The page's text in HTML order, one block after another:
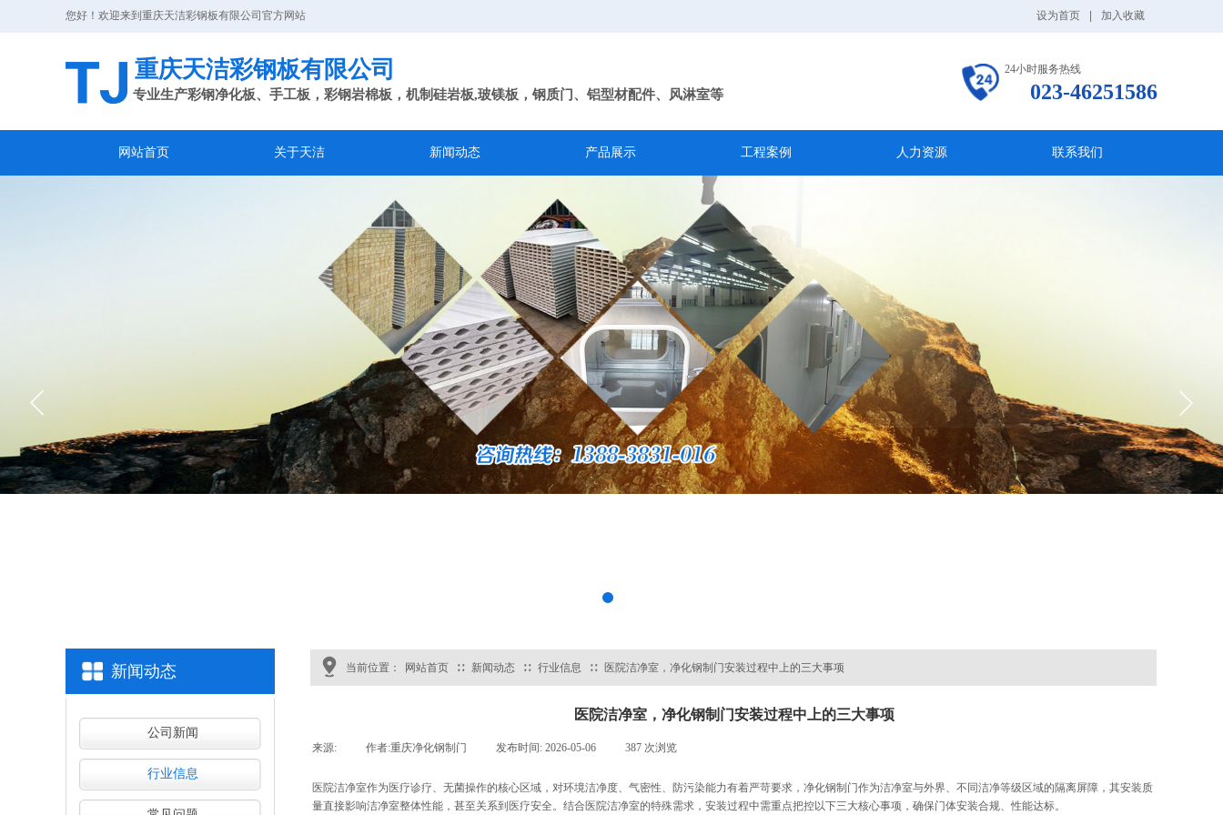
您好！欢迎来到重庆天洁彩钢板有限公司官方网站 设为首页 加入收藏
重庆天洁彩钢板有限公司
专业生产彩钢净化板、手工板，彩钢岩棉板，机制硅岩板,玻镁板，钢质门、铝型材配件、风淋室等
24小时服务热线
023-46251586
网站首页 关于天洁 新闻动态 产品展示 工程案例 人力资源 联系我们
公司新闻
行业信息
新闻动态
医院洁净室，净化钢制门安装过程中上的三大事项
来源: 作者:重庆净化钢制门 发布时间: 2026-05-06 387 次浏览
医院洁净室作为医疗诊疗、无菌操作的核心区域，对环境洁净度、气密性、防污染能力有着严苛要求，净化钢制门作为洁净室与外界、不同洁净等级区域的隔离屏障，其安装质
量直接影响洁净室整体性能，甚至关系到医疗安全。结合医院洁净室的特殊需求，安装过程中需重点把控以下三大核心事项，确保门体安装合规、性能达标。
当前位置： 网站首页 ∷ 新闻动态 ∷ 行业信息 ∷ 医院洁净室，净化钢制门安装过程中上的三大事项